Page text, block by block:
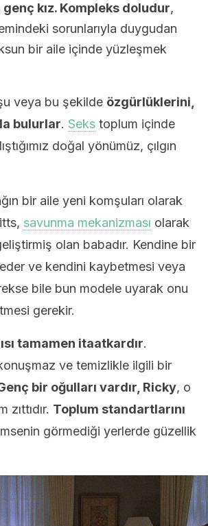
kız. Kompleks doludur,
sorunlarıyla duygudan
bir aile içinde yüzleşmek
veya bu şekilde özgürlüklerini,
bulurlar. Seks toplum içinde
doğal yönümüz, çılgın
bir aile yeni komşuları olarak
savunma mekanizması olarak
olan babadır. Kendine bir
ve kendini kaybetmesi veya
bile bun modele uyarak onu
gerekir.
tamamen itaatkardır.
ve temizlikle ilgili bir
bir oğulları vardır, Ricky, o
zıttıdır. Toplum standartlarını
görmediği yerlerde güzellik